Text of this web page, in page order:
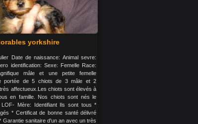
yorkshire
Date de naissance: Animal sevre:
identification: Sexe: Femelle Race:
mâle et une petite femelle
portée de 5 chiots de 3 mâle et 2
affectueux.Les chiots sont élevés à
en famille. Nos chiots sont nés le
LOF- Mère: Identifiant Ils sont tous *
* Certificat de bonne santé délivré
Garantie sanitaire d'un an avec un très